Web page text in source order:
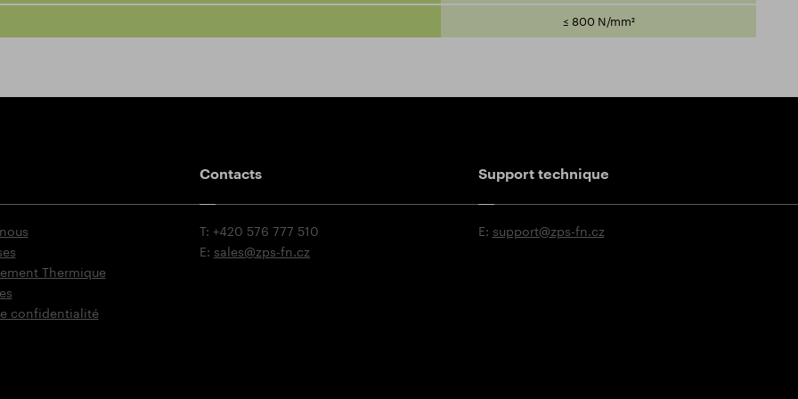
≤ 800 N/mm²
Thermique
confidentialité
Contacts
T: +420 576 777 510
E: sales@zps-fn.cz
Support technique
E: support@zps-fn.cz